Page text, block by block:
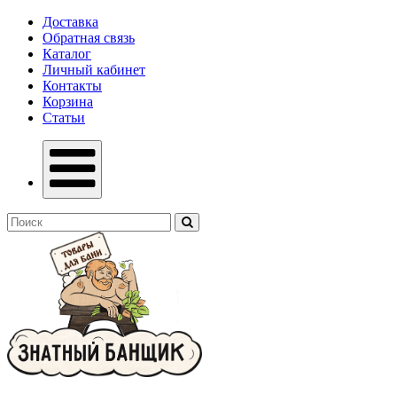
Доставка
Обратная связь
Каталог
Личный кабинет
Контакты
Корзина
Статьи